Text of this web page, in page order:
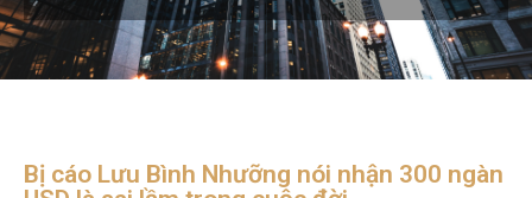
Bị cáo Lưu Bình Nhưỡng nói nhận 300 ngàn